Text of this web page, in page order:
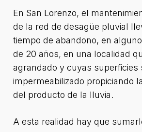
En San Lorenzo, el
de la red de desagüe pluvial
tiempo de abandono, en
de 20 años, en una localidad
agrandado y cuyas superficies
impermeabilizado propiciando
del producto de la lluvia.
A esta realidad hay que